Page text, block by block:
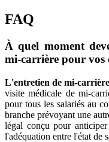
FAQ
À quel moment
mi-carrière pour vos
L'entretien de mi-
visite médicale de mi-
pour tous les salariés au
branche prévoyant une
légal conçu pour
l'adéquation entre l'état de